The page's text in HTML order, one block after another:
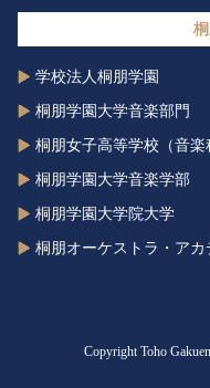
学校法人桐朋学園
桐朋学園大学音楽部門
桐朋女子高等学校（音楽
桐朋学園大学音楽学部
桐朋学園大学院大学
桐朋オーケストラ・アカ
Copyright Toho